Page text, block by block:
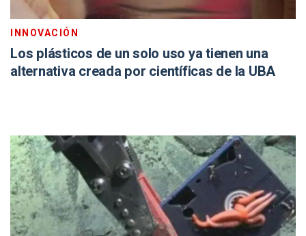
INNOVACIÓN
Los plásticos de un solo uso ya tienen una
alternativa creada por científicas de la UBA